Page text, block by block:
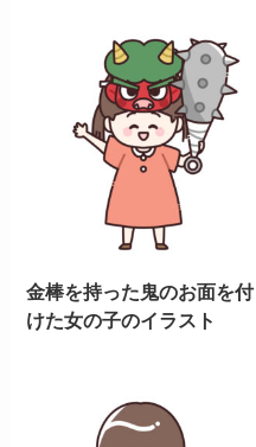
金棒を持った鬼のお面を付
けた女の子のイラスト